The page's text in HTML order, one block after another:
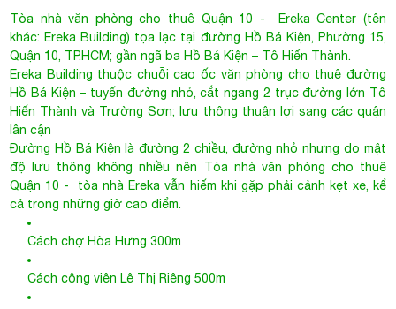
Tòa nhà văn phòng cho thuê Quận 10 - Ereka Center (tên
khác: Ereka Building) tọa lạc tại đường Hồ Bá Kiện, Phường 15,
Quận 10, TP.HCM; gần ngã ba Hồ Bá Kiện – Tô Hiến Thành.
Ereka Building thuộc chuỗi cao ốc văn phòng cho thuê đường
Hồ Bá Kiện – tuyến đường nhỏ, cắt ngang 2 trục đường lớn Tô
Hiến Thành và Trường Sơn; lưu thông thuận lợi sang các quận
lân cận
Đường Hồ Bá Kiện là đường 2 chiều, đường nhỏ nhưng do mật
độ lưu thông không nhiều nên Tòa nhà văn phòng cho thuê
Quận 10 - tòa nhà Ereka vẫn hiếm khi gặp phải cảnh kẹt xe, kể
cả trong những giờ cao điểm.
Cách chợ Hòa Hưng 300m
Cách công viên Lê Thị Riêng 500m